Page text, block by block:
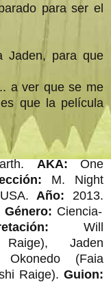
para ser el
Jaden, para que
a ver que se me
que la película
AKA:One
M. Night
Año: 2013.
Género: Ciencia-
Will
Jaden
(Faia
Raige). Guion: